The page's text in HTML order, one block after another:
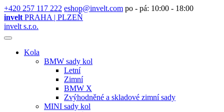
+420 257 117 222 eshop@invelt.com po - pá: 10:00 - 18:00
invelt PRAHA | PLZEŇ
invelt s.r.o.
Kola
BMW sady kol
Letní
Zimní
BMW X
Zvýhodněné a skladové zimní sady
MINI sady kol